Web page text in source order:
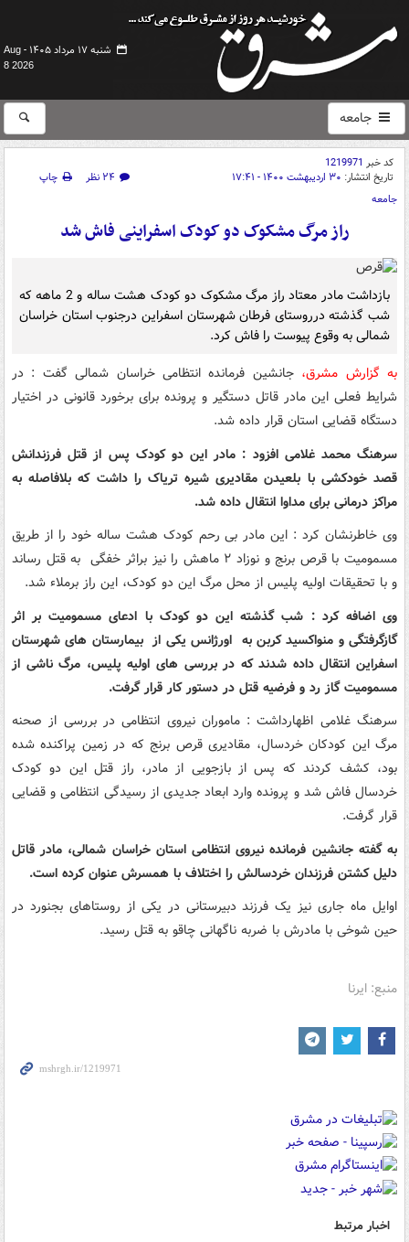
شنبه ۱۷ مرداد ۱۴۰۵ -
Aug
8 2026
جامعه
کد خبر 1219971
تاریخ انتشار: ۳۰ اردیبهشت ۱۴۰۰ - ۱۷:۴۱ ۲۴ نظر
چاپ
جامعه
راز مرگ مشکوک دو کودک اسفراینی فاش شد
بازداشت مادر معتاد راز مرگ مشکوک دو کودک هشت ساله و 2 ماهه که
شب گذشته درروستای فرطان شهرستان اسفراین درجنوب استان خراسان
شمالی به وقوع پیوست را فاش کرد.
به گزارش مشرق،جانشین فرمانده انتظامی خراسان شمالی گفت : در
شرایط فعلی این مادر قاتل دستگیر و پرونده برای برخورد قانونی در اختیار
دستگاه قضایی استان قرار داده شد.
سرهنگ محمد غلامی افزود : مادر این دو کودک پس از قتل فرزندانش
قصد خودکشی با بلعیدن مقادیری شیره تریاک را داشت که بلافاصله به
مراکز درمانی برای مداوا انتقال داده شد.
وی خاطرنشان کرد : این مادر بی رحم کودک هشت ساله خود را از طریق
مسمومیت با قرص برنج و نوزاد ۲ ماهش را نیز براثر خفگی به قتل رساند
و با تحقیقات اولیه پلیس از محل مرگ این دو کودک، این راز برملاء شد.
وی اضافه کرد : شب گذشته این دو کودک با ادعای مسمومیت بر اثر
گازگرفتگی و منواکسید کربن به اورژانس یکی از بیمارستان های شهرستان
اسفراین انتقال داده شدند که در بررسی های اولیه پلیس، مرگ ناشی از
مسمومیت گاز رد و فرضیه قتل در دستور کار قرار گرفت.
سرهنگ غلامی اظهارداشت : ماموران نیروی انتظامی در بررسی از صحنه
مرگ این کودکان خردسال، مقادیری قرص برنج که در زمین پراکنده شده
بود، کشف کردند که پس از بازجویی از مادر، راز قتل این دو کودک
خردسال فاش شد و پرونده وارد ابعاد جدیدی از رسیدگی انتظامی و قضایی
قرار گرفت.
به گفته جانشین فرمانده نیروی انتظامی استان خراسان شمالی، مادر قاتل
دلیل کشتن فرزندان خردسالش را اختلاف با همسرش عنوان کرده است.
اوایل ماه جاری نیز یک فرزند دبیرستانی در یکی از روستاهای بجنورد در
حین شوخی با مادرش با ضربه ناگهانی چاقو به قتل رسید.
منبع: ایرنا
اخبار مرتبط